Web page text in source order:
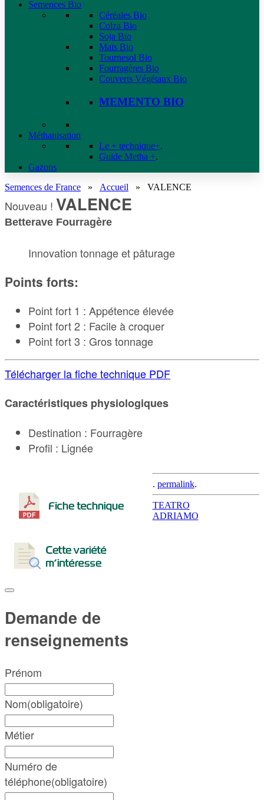
Semences Bio
Céréales Bio
Colza Bio
Soja Bio
Maïs Bio
Tournesol Bio
Fourragères Bio
Couverts Végétaux Bio
MEMENTO BIO
Méthanisation
Le + technique+.
Guide Metha +.
Gazons
Semences de France » Accueil » VALENCE
Nouveau ! VALENCE
Betterave Fourragère
Innovation tonnage et pâturage
Points forts:
Point fort 1 : Appétence élevée
Point fort 2 : Facile à croquer
Point fort 3 : Gros tonnage
Télécharger la fiche technique PDF
Caractéristiques physiologiques
Destination : Fourragère
Profil : Lignée
Demande de
renseignements
Prénom
Nom(obligatoire)
Métier
Numéro de
téléphone(obligatoire)
. permalink.
Post
navigation
TEATRO
ADRIAMO